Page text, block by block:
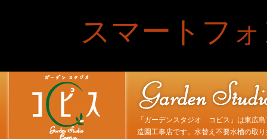
スマートフ
「ガーデンスタジオ コピス」は東広
造園工事店です。水替え不要水槽の取